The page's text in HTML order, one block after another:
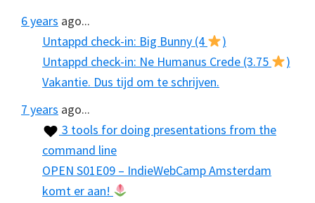
6 years ago...
Untappd check-in: Big Bunny (4
)
Untappd check-in: Ne Humanus Crede (3.75
)
Vakantie. Dus tijd om te schrijven.
7 years ago...
3 tools for doing presentations from the
command line
OPEN S01E09 – IndieWebCamp Amsterdam
komt er aan!